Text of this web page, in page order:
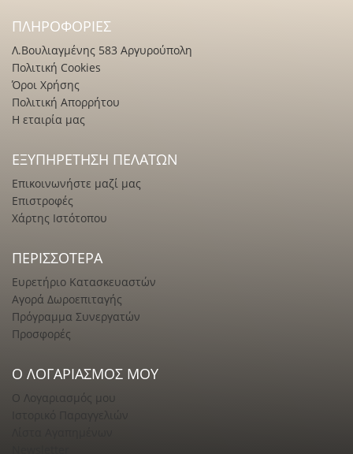
ΠΛΗΡΟΦΟΡΊΕΣ
Λ.Βουλιαγμένης 583 Αργυρούπολη
Πολιτική Cookies
Όροι Χρήσης
Πολιτική Απορρήτου
Η εταιρία μας
ΕΞΥΠΗΡΈΤΗΣΗ ΠΕΛΑΤΏΝ
Επικοινωνήστε μαζί μας
Επιστροφές
Χάρτης Ιστότοπου
ΠΕΡΙΣΣΌΤΕΡΑ
Ευρετήριο Κατασκευαστών
Αγορά Δωροεπιταγής
Πρόγραμμα Συνεργατών
Προσφορές
Ο ΛΟΓΑΡΙΑΣΜΌΣ ΜΟΥ
Ο Λογαριασμός μου